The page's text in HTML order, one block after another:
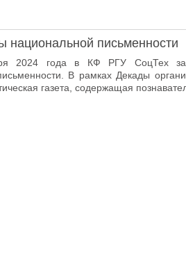
национальной письменности
2024 года в КФ РГУ СоцТех
В рамках Декады
газета, содержащая